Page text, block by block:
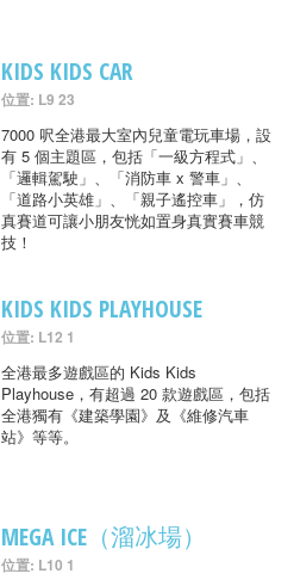
KIDS KIDS CAR
位置: L9 23
7000 呎全港最大室內兒童電玩車場，設
有 5 個主題區，包括「一級方程式」、
「邏輯駕駛」、「消防車 x 警車」、
「道路小英雄」、「親子遙控車」，仿
真賽道可讓小朋友恍如置身真實賽車競
技！
KIDS KIDS PLAYHOUSE
位置: L12 1
全港最多遊戲區的 Kids Kids
Playhouse，有超過 20 款遊戲區，包括
全港獨有《建築學園》及《維修汽車
站》等等。
MEGA ICE（溜冰場）
位置: L10 1